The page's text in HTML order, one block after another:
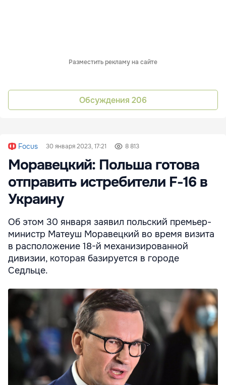
Разместить рекламу на сайте
Обсуждения 206
Focus 30 января 2023, 17:21 8 813
Моравецкий: Польша готова
отправить истребители F-16 в
Украину
Об этом 30 января заявил польский премьер-
министр Матеуш Моравецкий во время визита
в расположение 18-й механизированной
дивизии, которая базируется в городе
Седльце.